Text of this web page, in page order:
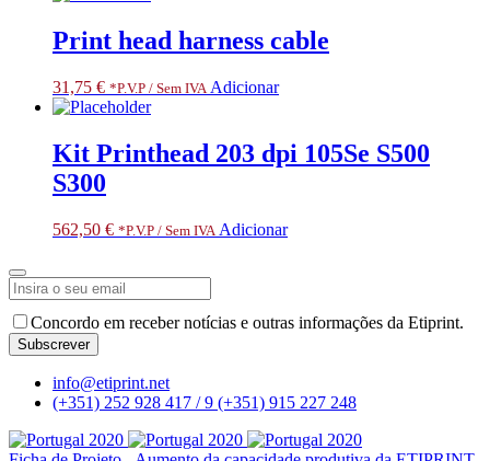
Print head harness cable
31,75 € *P.V.P / Sem IVA Adicionar
Kit Printhead 203 dpi 105Se S500
S300
562,50 € *P.V.P / Sem IVA Adicionar
Email*
Concordo em receber notícias e outras informações da Etiprint.
Subscrever
info@etiprint.net
(+351) 252 928 417 / 9 (+351) 915 227 248